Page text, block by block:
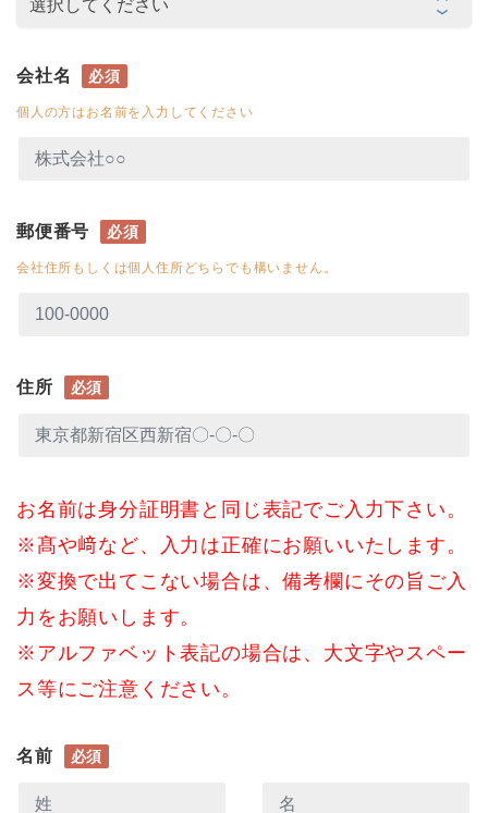
会社名 必須
個人の方はお名前を入力してください
郵便番号 必須
会社住所もしくは個人住所どちらでも構いません。
住所 必須
お名前は身分証明書と同じ表記でご入力下さい。
※髙や﨑など、入力は正確にお願いいたします。
※変換で出てこない場合は、備考欄にその旨ご入
力をお願いします。
※アルファベット表記の場合は、大文字やスペー
ス等にご注意ください。
名前 必須